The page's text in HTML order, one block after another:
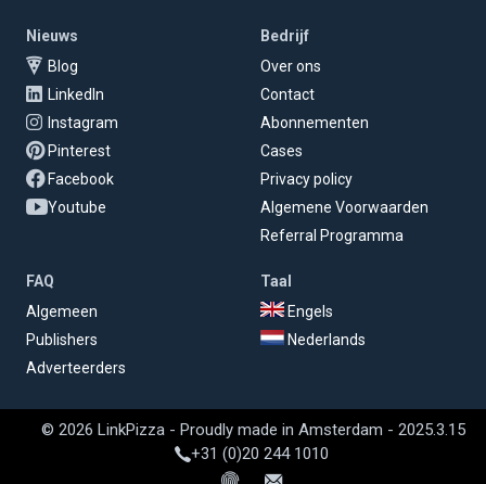
Nieuws
Blog
LinkedIn
Instagram
Pinterest
Facebook
Youtube
Bedrijf
Over ons
Contact
Abonnementen
Cases
Privacy policy
Algemene Voorwaarden
Referral Programma
FAQ
Algemeen
Publishers
Adverteerders
Taal
Engels
Nederlands
© 2026 LinkPizza - Proudly made in Amsterdam - 2025.3.15
+31 (0)20 244 1010